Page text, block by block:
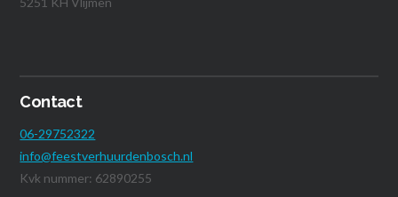
Contact
06-29752322
info@feestverhuurdenbosch.nl
Kvk nummer: 62890255